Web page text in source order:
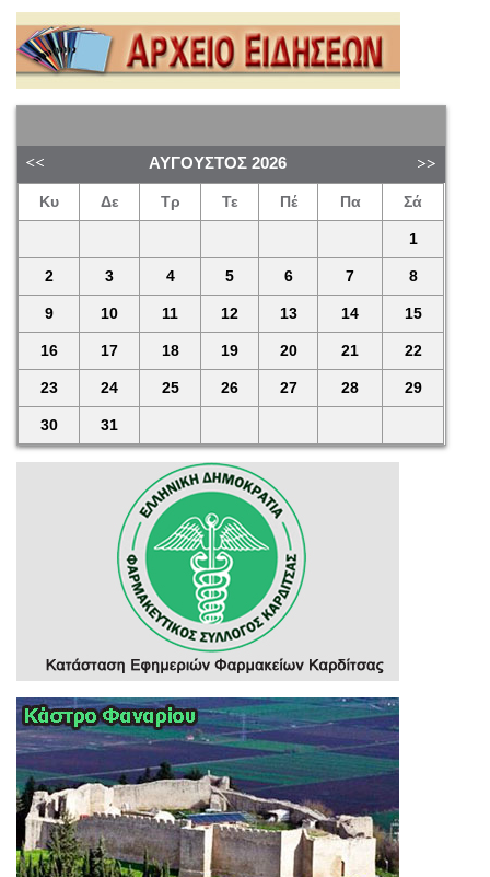
ΑΎΓΟΥΣΤΟΣ 2026
Κυ Δε Τρ Τε Πέ Πα Σά
1
2 3 4 5 6 7 8
9 10 11 12 13 14 15
16 17 18 19 20 21 22
23 24 25 26 27 28 29
30 31